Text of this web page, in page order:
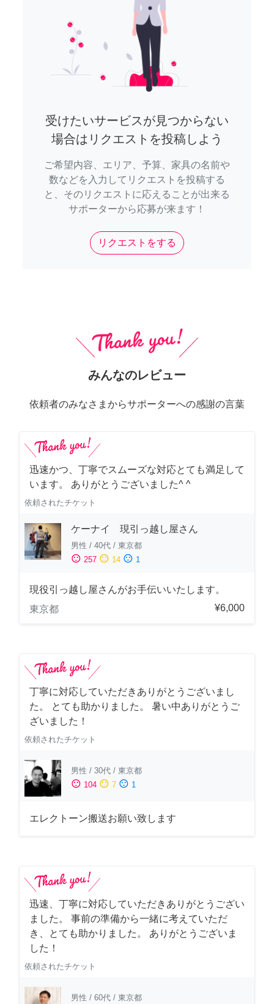
受けたいサービスが見つからない
場合はリクエストを投稿しよう
ご希望内容、エリア、予算、家具の名前や
数などを入力してリクエストを投稿する
と、そのリクエストに応えることが出来る
サポーターから応募が来ます！
リクエストをする
みんなのレビュー
依頼者のみなさまからサポーターへの感謝の言葉
迅速かつ、丁寧でスムーズな対応とても満足して
います。 ありがとうございました^ ^
依頼されたチケット
ケーナイ 現引っ越し屋さん
男性 / 40代 / 東京都
sentiment_satisfied 257 sentiment_neutral 14 sentiment_dissatisfied 1
現役引っ越し屋さんがお手伝いいたします。
東京都
¥6,000
丁寧に対応していただきありがとうございまし
た。 とても助かりました。 暑い中ありがとうご
ざいました！
依頼されたチケット
男性 / 30代 / 東京都
sentiment_satisfied 104 sentiment_neutral 7 sentiment_dissatisfied 1
エレクトーン搬送お願い致します
迅速、丁寧に対応していただきありがとうござい
ました。 事前の準備から一緒に考えていただ
き、とても助かりました。 ありがとうございま
した！
依頼されたチケット
男性 / 60代 / 東京都